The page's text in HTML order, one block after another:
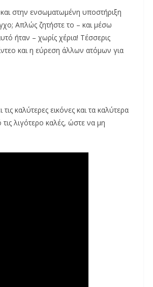
στην ενσωματωμένη υποστήριξη
Απλώς ζητήστε το – και μέσω
ήταν – χωρίς χέρια! Τέσσερις
και η εύρεση άλλων ατόμων για
καλύτερες εικόνες και τα καλύτερα
λιγότερο καλές, ώστε να μη